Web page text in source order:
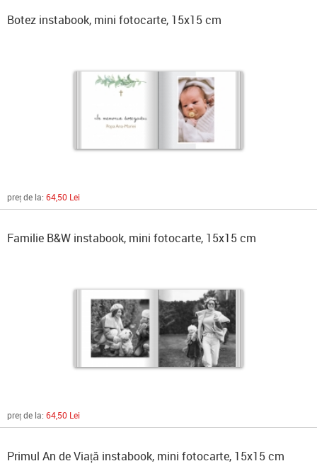
Botez instabook, mini fotocarte, 15x15 cm
preț de la: 64,50 Lei
Familie B&W instabook, mini fotocarte, 15x15 cm
preț de la: 64,50 Lei
Primul An de Viață instabook, mini fotocarte, 15x15 cm